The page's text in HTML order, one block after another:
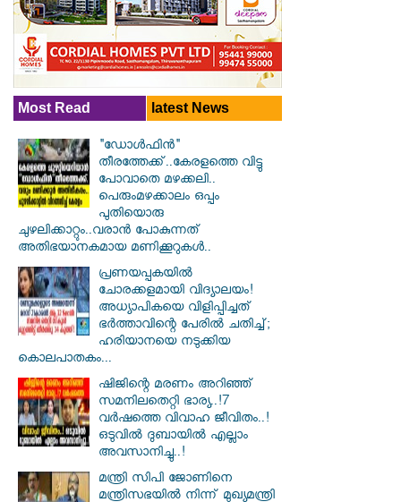
Most Read latest News
"ഡോൾഫിൻ"
തീരത്തേക്ക്..കേരളത്തെ വിട്ടു
പോവാതെ മഴക്കലി..
പെരുംമഴക്കാലം ഒപ്പം
പുതിയൊരു
ചുഴലിക്കാറ്റും..വരാൻ പോകുന്നത്
അതിഭയാനകമായ മണിക്കൂറുകൾ..
പ്രണയപ്പകയിൽ
ചോരക്കളമായി വിദ്യാലയം!
അധ്യാപികയെ വിളിപ്പിച്ചത്
ഭർത്താവിന്റെ പേരിൽ ചതിച്ച്;
ഹരിയാനയെ നടുക്കിയ
കൊലപാതകം...
ഷിജിന്റെ മരണം അറിഞ്ഞ്
സമനിലതെറ്റി ഭാര്യ..!7
വർഷത്തെ വിവാഹ ജീവിതം..!
ഒടുവിൽ ദുബായിൽ എല്ലാം
അവസാനിച്ചു..!
മന്ത്രി സിപി ജോണിനെ
മന്ത്രിസഭയില്‍ നിന്ന് മുഖ്യമന്ത്രി